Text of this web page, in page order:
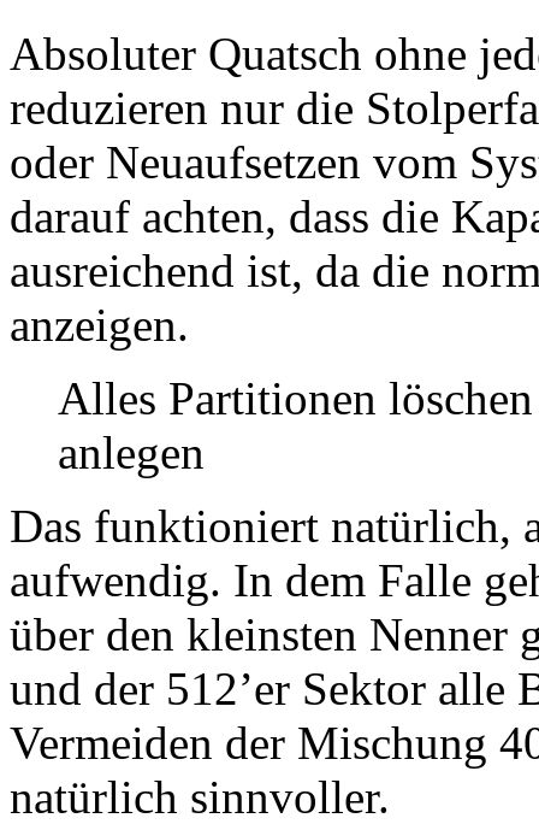
Absoluter Quatsch ohne
reduzieren nur die
oder Neuaufsetzen vom
darauf achten, dass die
ausreichend ist, da die
anzeigen.
Alles Partitionen
anlegen
Das funktioniert natürlich,
aufwendig. In dem Falle
über den kleinsten Nenner
und der 512’er Sektor
Vermeiden der Mischung
natürlich sinnvoller.